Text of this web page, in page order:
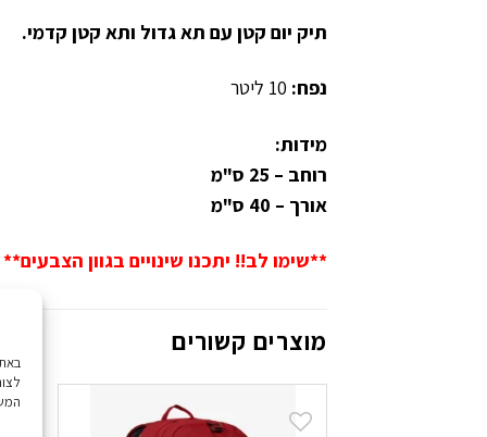
תיק יום קטן עם תא גדול ותא קטן קדמי.
נפח:
מידות:
רוחב – 25 ס"מ
אורך – 40 ס"מ
**שימו לב!! יתכנו שינויים בגוון הצבעים**
מוצרים קשורים